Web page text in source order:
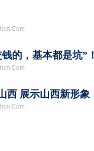
的，基本都是坑”！
西 展示山西新形象